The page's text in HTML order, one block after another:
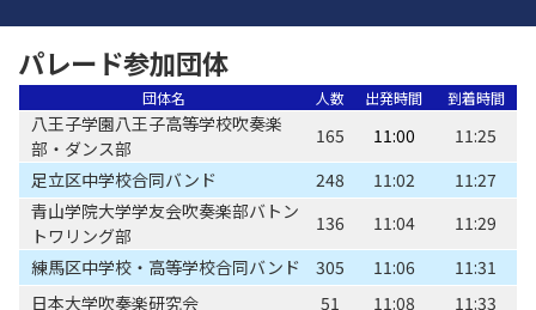
パレード参加団体
団体名 人数 出発時間 到着時間
八王子学園八王子高等学校吹奏楽
部・ダンス部
165 11:00
11:25
足立区中学校合同バンド
248 11:02
11:27
青山学院大学学友会吹奏楽部バトン
トワリング部
136 11:04
11:29
練馬区中学校・高等学校合同バンド
305 11:06
11:31
日本大学吹奏楽研究会
51 11:08 11:33